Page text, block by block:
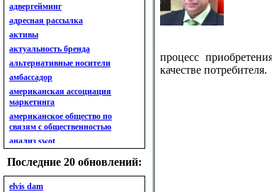
адвергейминг
адресная рассылка
активы
актуальность бренда
альтернативные носители
амбассадор
американская ассоциация
маркетинга
американское общество по
связям с общественностью
анализ swot
анализ бизнес-портфеля
анализ имиджа
Последние 20 обновлений:
elvis dam
процесс
качестве потребителя.